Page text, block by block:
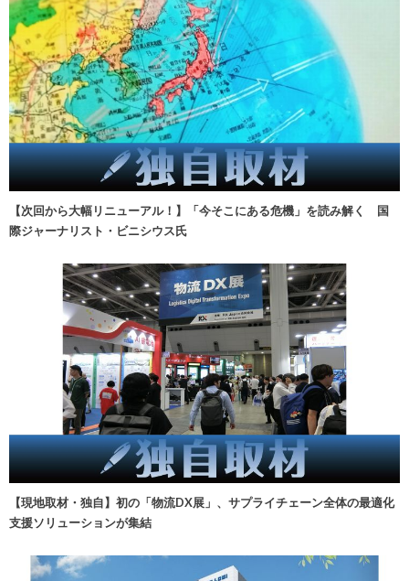
【次回から大幅リニューアル！】「今そこにある危機」を読み解く 国
際ジャーナリスト・ビニシウス氏
【現地取材・独自】初の「物流DX展」、サプライチェーン全体の最適化
支援ソリューションが集結